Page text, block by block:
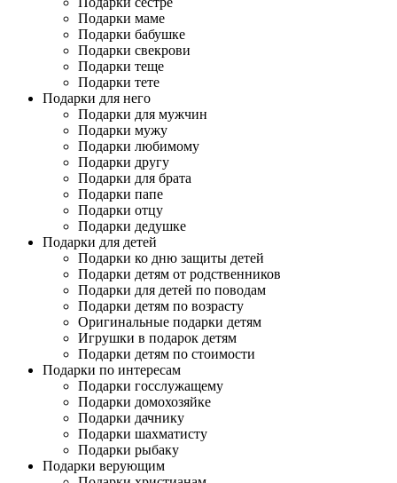
Подарки маме
Подарки бабушке
Подарки свекрови
Подарки теще
Подарки тете
Подарки для него
Подарки для мужчин
Подарки мужу
Подарки любимому
Подарки другу
Подарки для брата
Подарки папе
Подарки отцу
Подарки дедушке
Подарки для детей
Подарки ко дню защиты детей
Подарки детям от родственников
Подарки для детей по поводам
Подарки детям по возрасту
Оригинальные подарки детям
Игрушки в подарок детям
Подарки детям по стоимости
Подарки по интересам
Подарки госслужащему
Подарки домохозяйке
Подарки дачнику
Подарки шахматисту
Подарки рыбаку
Подарки верующим